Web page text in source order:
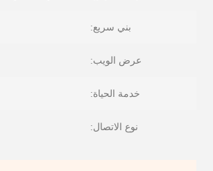
بني سريع:
عرض الويب:
خدمة الحياة:
نوع الاتصال: